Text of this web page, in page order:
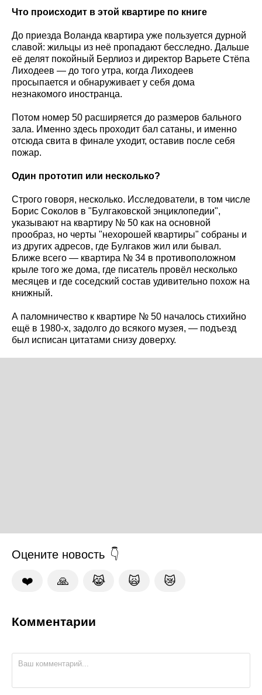
Что происходит в этой квартире по книге
До приезда Воланда квартира уже пользуется дурной
славой: жильцы из неё пропадают бесследно. Дальше
её делят покойный Берлиоз и директор Варьете Стёпа
Лиходеев — до того утра, когда Лиходеев
просыпается и обнаруживает у себя дома
незнакомого иностранца.
Потом номер 50 расширяется до размеров бального
зала. Именно здесь проходит бал сатаны, и именно
отсюда свита в финале уходит, оставив после себя
пожар.
Один прототип или несколько?
Строго говоря, несколько. Исследователи, в том числе
Борис Соколов в "Булгаковской энциклопедии",
указывают на квартиру № 50 как на основной
прообраз, но черты "нехорошей квартиры" собраны и
из других адресов, где Булгаков жил или бывал.
Ближе всего — квартира № 34 в противоположном
крыле того же дома, где писатель провёл несколько
месяцев и где соседский состав удивительно похож на
книжный.
А паломничество к квартире № 50 началось стихийно
ещё в 1980-х, задолго до всякого музея, — подъезд
был исписан цитатами снизу доверху.
Оцените новость
❤️ 🙏 😹 🙀 😿
Комментарии